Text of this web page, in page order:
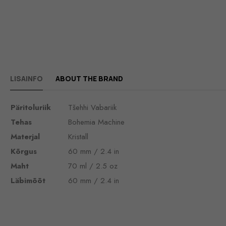
LISAINFO ABOUT THE BRAND
Päritoluriik
Tšehhi Vabariik
Tehas
Bohemia Machine
Materjal
Kristall
Kõrgus
60 mm / 2.4 in
Maht
70 ml / 2.5 oz
Läbimõõt
60 mm / 2.4 in